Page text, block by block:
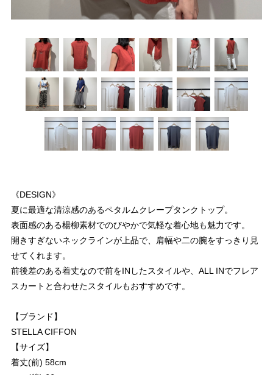
《DESIGN》
夏に最適な清涼感のあるペタルムクレープタンクトップ。
表面感のある楊柳素材でのびやかで気軽な着心地も魅力です。
開きすぎないネックラインが上品で、肩幅や二の腕をすっきり見
せてくれます。
前後差のある着丈なので前をINしたスタイルや、ALL INでフレア
スカートと合わせたスタイルもおすすめです。
【ブランド】
STELLA CIFFON
【サイズ】
着丈(前) 58cm